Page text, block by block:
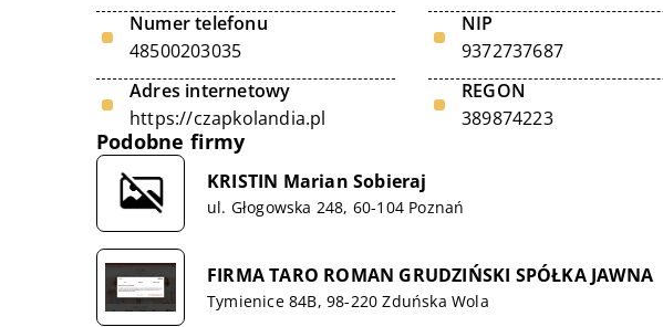
Numer telefonu
48500203035
Adres internetowy
https://czapkolandia.pl
NIP
9372737687
REGON
389874223
Podobne firmy
KRISTIN Marian Sobieraj
ul. Głogowska 248, 60-104 Poznań
FIRMA TARO ROMAN GRUDZIŃSKI SPÓŁKA JAWNA
Tymienice 84B, 98-220 Zduńska Wola